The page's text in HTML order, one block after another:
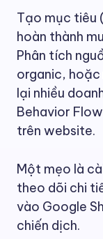
Tạo mục tiêu
hoàn thành
Phân tích
organic, hoặc
lại nhiều
Behavior
trên website.
Một mẹo là
theo dõi chi
vào Google
chiến dịch.